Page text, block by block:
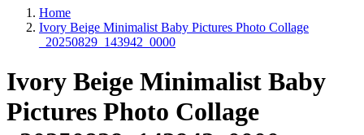
Home
Ivory Beige Minimalist Baby Pictures Photo Collage
_20250829_143942_0000
Ivory Beige Minimalist Baby
Pictures Photo Collage